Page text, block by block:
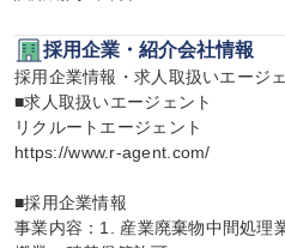
採用企業・紹介会社情報
採用企業情報・求人取扱いエージ
■求人取扱いエージェント
リクルートエージェント
https://www.r-agent.com/
■採用企業情報
事業内容：1. 産業廃棄物中間処理